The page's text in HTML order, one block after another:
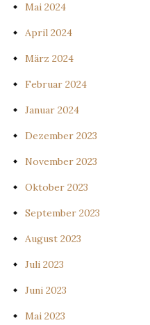
Mai 2024
April 2024
März 2024
Februar 2024
Januar 2024
Dezember 2023
November 2023
Oktober 2023
September 2023
August 2023
Juli 2023
Juni 2023
Mai 2023